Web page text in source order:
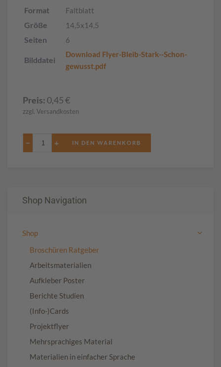
Format Faltblatt
Größe 14,5x14,5
Seiten 6
Bilddatei
Download Flyer-Bleib-Stark--Schon-
gewusst.pdf
Preis: 0,45€
zzgl. Versandkosten
− +
Shop Navigation
Shop
Broschüren Ratgeber
Arbeitsmaterialien
Aufkleber Poster
Berichte Studien
(Info-)Cards
Projektflyer
Mehrsprachiges Material
Materialien in einfacher Sprache